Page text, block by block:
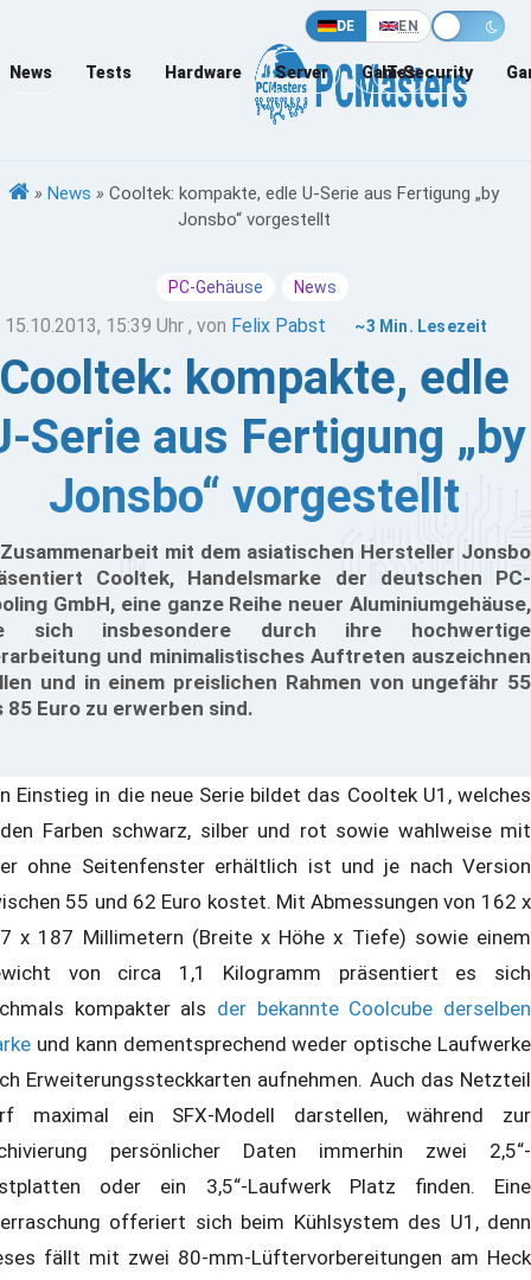
DE EN
News Tests Hardware Server Games
IT-Security
» News » Cooltek: kompakte, edle U-Serie aus Fertigung „by
Jonsbo“ vorgestellt
PC-Gehäuse News
15.10.2013, 15:39 Uhr , von Felix Pabst ~3 Min. Lesezeit
kompakte, edle
Serie aus Fertigung „by
Jonsbo“ vorgestellt
mit dem asiatischen Hersteller Jonsbo
Cooltek, Handelsmarke der deutschen PC-
GmbH, eine ganze Reihe neuer Aluminiumgehäuse,
sich insbesondere durch ihre hochwertige
und minimalistisches Auftreten auszeichnen
und in einem preislichen Rahmen von ungefähr 55
85 Euro zu erwerben sind.
Einstieg in die neue Serie bildet das Cooltek U1, welches
Farben schwarz, silber und rot sowie wahlweise mit
ohne Seitenfenster erhältlich ist und je nach Version
55 und 62 Euro kostet. Mit Abmessungen von 162 x
x 187 Millimetern (Breite x Höhe x Tiefe) sowie einem
von circa 1,1 Kilogramm präsentiert es sich
kompakter als der bekannte Coolcube derselben
und kann dementsprechend weder optische Laufwerke
Erweiterungssteckkarten aufnehmen. Auch das Netzteil
maximal ein SFX-Modell darstellen, während zur
persönlicher Daten immerhin zwei 2,5“-
oder ein 3,5“-Laufwerk Platz finden. Eine
offeriert sich beim Kühlsystem des U1, denn
fällt mit zwei 80-mm-Lüftervorbereitungen am Heck